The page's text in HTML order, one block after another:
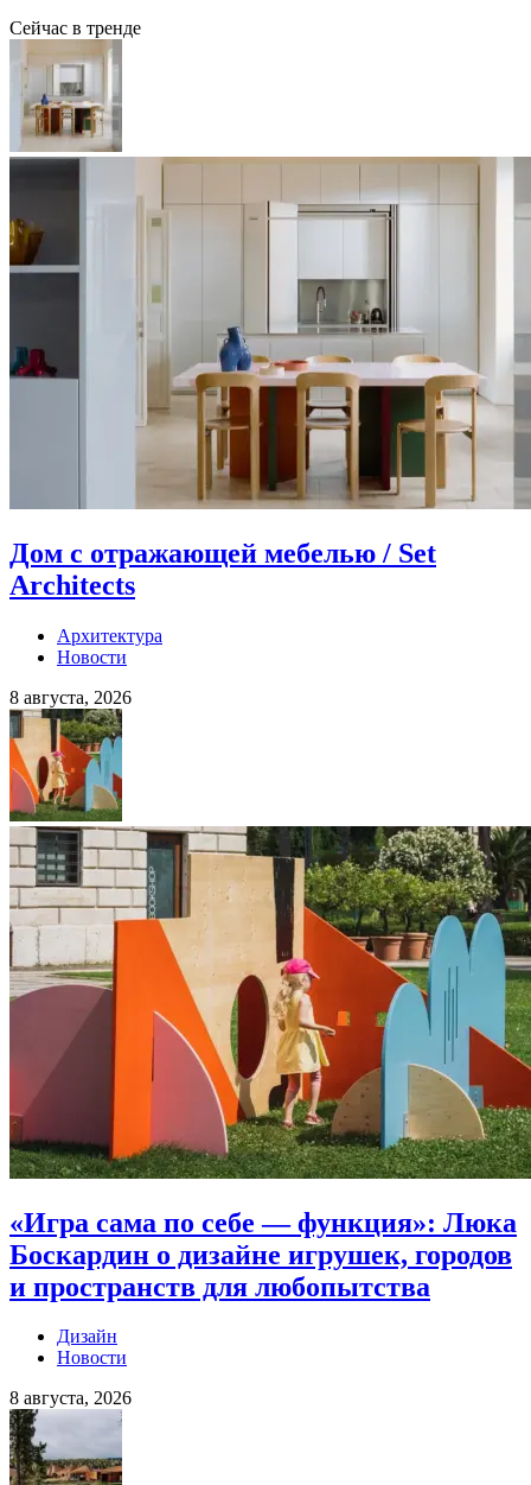
Сейчас в тренде
Дом с отражающей мебелью / Set
Architects
Архитектура
Новости
8 августа, 2026
«Игра сама по себе — функция»: Люка
Боскардин о дизайне игрушек, городов
и пространств для любопытства
Дизайн
Новости
8 августа, 2026